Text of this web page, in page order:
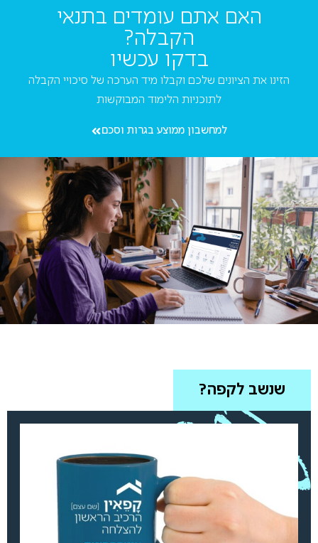
האם אתם עומדים בתנאי
הקבלה?
בדקו עכשיו
הזינו את הציונים שלכם וקבלו מיד הערכה של סיכויי הקבלה
לתוכניות הלימוד המבוקשות
למחשבון ממוצע בגרות וסכם
שנשב לקפה?